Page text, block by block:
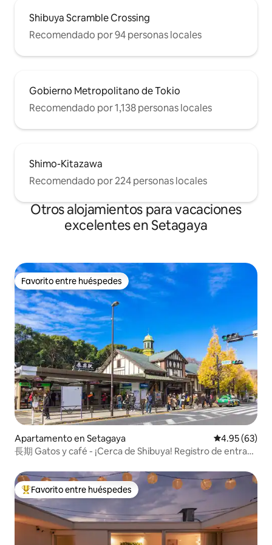
Shibuya Scramble Crossing
Recomendado por 94 personas locales
Gobierno Metropolitano de Tokio
Recomendado por 1,138 personas locales
Shimo-Kitazawa
Recomendado por 224 personas locales
Otros alojamientos para vacaciones
excelentes en Setagaya
Favorito entre huéspedes
Favorito entre huéspedes
Apartamento en Setagaya Calificación
4.95 (63)
長期 Gatos y café - ¡Cerca de Shibuya! Registro de entrada
Favorito entre huéspedes preferido
Favorito entre huéspedes